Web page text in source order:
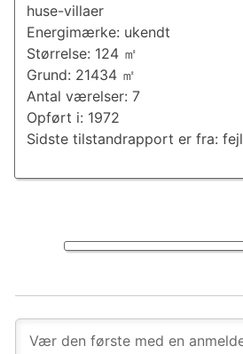
huse-villaer
Energimærke: ukendt
Størrelse: 124 ㎡
Grund: 21434 ㎡
Antal værelser: 7
Opført i: 1972
Sidste tilstandrapport er fra: fejl